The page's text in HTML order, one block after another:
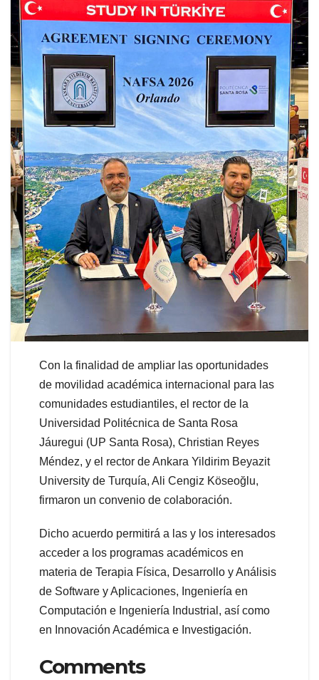
Con la finalidad de ampliar las oportunidades
de movilidad académica internacional para las
comunidades estudiantiles, el rector de la
Universidad Politécnica de Santa Rosa
Jáuregui (UP Santa Rosa), Christian Reyes
Méndez, y el rector de Ankara Yildirim Beyazit
University de Turquía, Ali Cengiz Köseoğlu,
firmaron un convenio de colaboración.
Dicho acuerdo permitirá a las y los interesados
acceder a los programas académicos en
materia de Terapia Física, Desarrollo y Análisis
de Software y Aplicaciones, Ingeniería en
Computación e Ingeniería Industrial, así como
en Innovación Académica e Investigación.
Comments